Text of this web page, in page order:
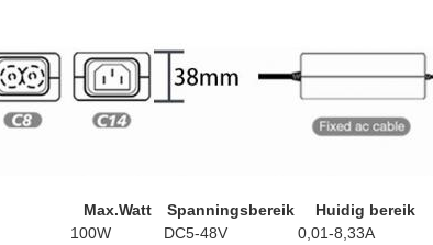
Max.Watt Spanningsbereik Huidig ​​bereik
100W DC5-48V 0,01-8,33A